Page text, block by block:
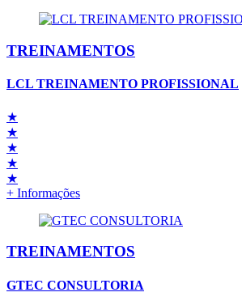
TREINAMENTOS
LCL TREINAMENTO PROFISSIONAL
★
★
★
★
★
+ Informações
TREINAMENTOS
GTEC CONSULTORIA